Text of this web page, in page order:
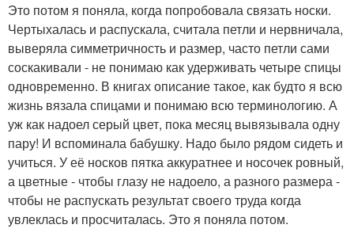
Это потом я поняла, когда попробовала связать носки.
Чертыхалась и распускала, считала петли и нервничала,
выверяла симметричность и размер, часто петли сами
соскакивали - не понимаю как удерживать четыре спицы
одновременно. В книгах описание такое, как будто я всю
жизнь вязала спицами и понимаю всю терминологию. А
уж как надоел серый цвет, пока месяц вывязывала одну
пару! И вспоминала бабушку. Надо было рядом сидеть и
учиться. У её носков пятка аккуратнее и носочек ровный,
а цветные - чтобы глазу не надоело, а разного размера -
чтобы не распускать результат своего труда когда
увлеклась и просчиталась. Это я поняла потом.